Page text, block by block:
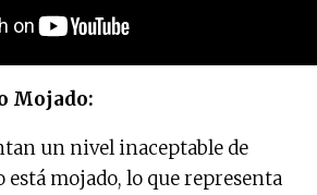
Mojado:
un nivel inaceptable de
está mojado, lo que representa